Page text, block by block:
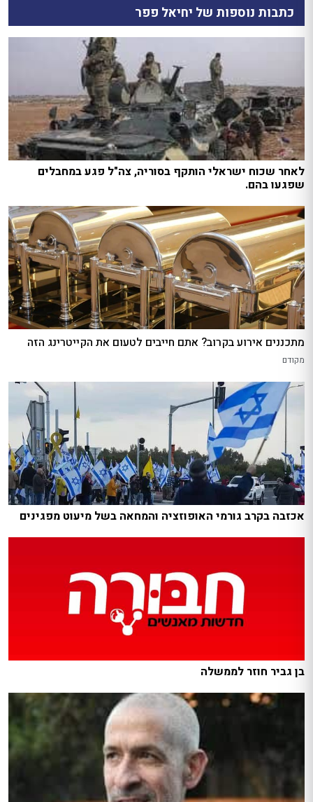
כתבות נוספות של יחיאל פפר
לאחר שכוח ישראלי הותקף בסוריה, צה"ל פגע במחבלים
שפגעו בהם.
מתכננים אירוע בקרוב? אתם חייבים לטעום את הקייטרינג הזה
מקודם
אכזבה בקרב גורמי האופוזציה והמחאה בשל מיעוט מפגינים
בן גביר חוזר לממשלה